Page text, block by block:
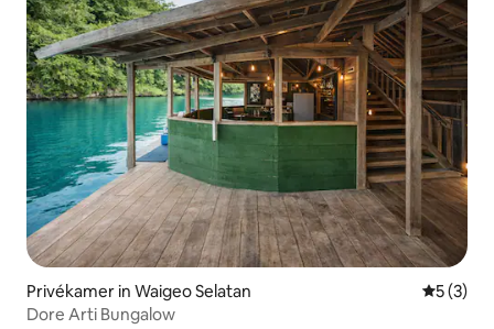
Privékamer in Waigeo Selatan
5 (3)
Dore Arti Bungalow